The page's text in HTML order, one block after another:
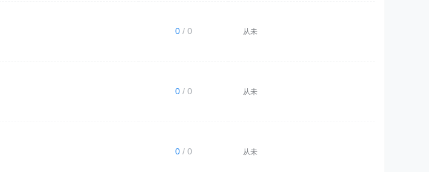
0/ 0 从未
0/ 0 从未
0/ 0 从未